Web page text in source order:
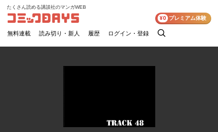
コミックDAYS
たくさん読める講談社のマンガWEB
無料連載 読み切り・新人 履歴 ログイン・登録
検
¥0 プレミアム体験